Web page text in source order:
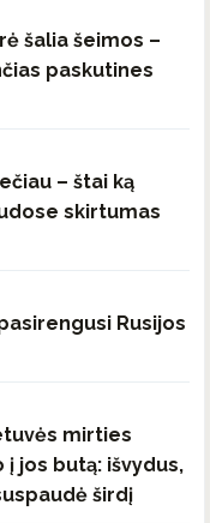
šalia šeimos –
paskutines
– štai ką
skirtumas
Rusijos
mirties
į jos butą: išvydus,
širdį